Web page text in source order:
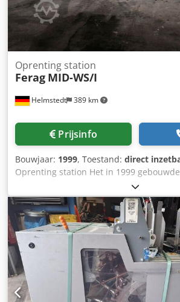
Helmstedt 389 km
Oprenting station
Ferag MID-WS/I
Prijsinfo
Bouwjaar: 1999, Toestand: direct
Oprenting station Het in 1999